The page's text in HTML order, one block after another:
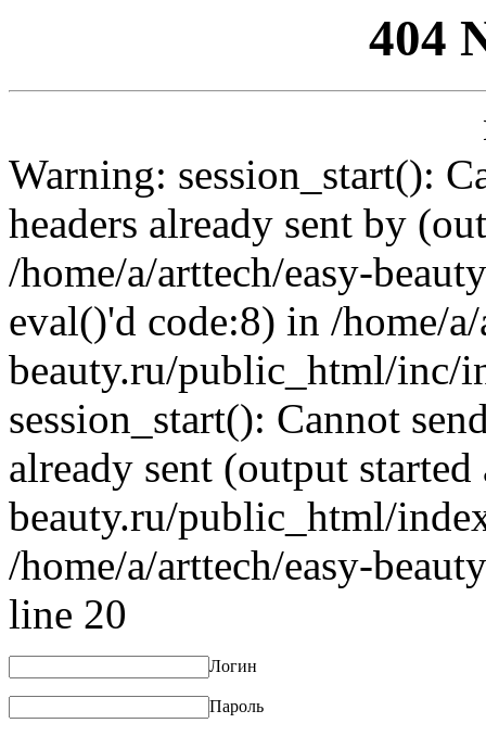
404
Warning: session_start():
headers already sent by
/home/a/arttech/easy-
eval()'d code:8) in /home/
beauty.ru/public_html/inc/
session_start(): Cannot
already sent (output
beauty.ru/public_html/
/home/a/arttech/easy-
line 20
Логин
Пароль